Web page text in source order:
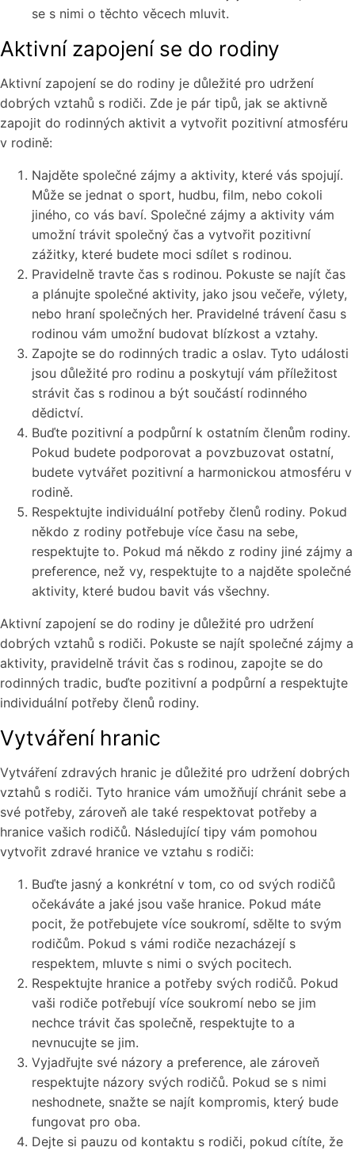
se s nimi o těchto věcech mluvit.
Aktivní zapojení se do rodiny
Aktivní zapojení se do rodiny je důležité pro udržení
dobrých vztahů s rodiči. Zde je pár tipů, jak se aktivně
zapojit do rodinných aktivit a vytvořit pozitivní atmosféru
v rodině:
Najděte společné zájmy a aktivity, které vás spojují.
Může se jednat o sport, hudbu, film, nebo cokoli
jiného, co vás baví. Společné zájmy a aktivity vám
umožní trávit společný čas a vytvořit pozitivní
zážitky, které budete moci sdílet s rodinou.
Pravidelně travte čas s rodinou. Pokuste se najít čas
a plánujte společné aktivity, jako jsou večeře, výlety,
nebo hraní společných her. Pravidelné trávení času s
rodinou vám umožní budovat blízkost a vztahy.
Zapojte se do rodinných tradic a oslav. Tyto události
jsou důležité pro rodinu a poskytují vám příležitost
strávit čas s rodinou a být součástí rodinného
dědictví.
Buďte pozitivní a podpůrní k ostatním členům rodiny.
Pokud budete podporovat a povzbuzovat ostatní,
budete vytvářet pozitivní a harmonickou atmosféru v
rodině.
Respektujte individuální potřeby členů rodiny. Pokud
někdo z rodiny potřebuje více času na sebe,
respektujte to. Pokud má někdo z rodiny jiné zájmy a
preference, než vy, respektujte to a najděte společné
aktivity, které budou bavit vás všechny.
Aktivní zapojení se do rodiny je důležité pro udržení
dobrých vztahů s rodiči. Pokuste se najít společné zájmy a
aktivity, pravidelně trávit čas s rodinou, zapojte se do
rodinných tradic, buďte pozitivní a podpůrní a respektujte
individuální potřeby členů rodiny.
Vytváření hranic
Vytváření zdravých hranic je důležité pro udržení dobrých
vztahů s rodiči. Tyto hranice vám umožňují chránit sebe a
své potřeby, zároveň ale také respektovat potřeby a
hranice vašich rodičů. Následující tipy vám pomohou
vytvořit zdravé hranice ve vztahu s rodiči:
Buďte jasný a konkrétní v tom, co od svých rodičů
očekáváte a jaké jsou vaše hranice. Pokud máte
pocit, že potřebujete více soukromí, sdělte to svým
rodičům. Pokud s vámi rodiče nezacházejí s
respektem, mluvte s nimi o svých pocitech.
Respektujte hranice a potřeby svých rodičů. Pokud
vaši rodiče potřebují více soukromí nebo se jim
nechce trávit čas společně, respektujte to a
nevnucujte se jim.
Vyjadřujte své názory a preference, ale zároveň
respektujte názory svých rodičů. Pokud se s nimi
neshodnete, snažte se najít kompromis, který bude
fungovat pro oba.
Dejte si pauzu od kontaktu s rodiči, pokud cítíte, že